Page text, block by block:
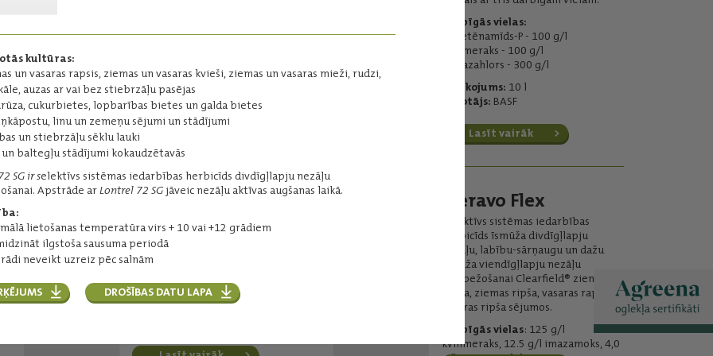
kultūras:
un vasaras rapsis, ziemas un vasaras kvieši, ziemas un vasaras mieži, rudzi,
auzas ar vai bez stiebrzāļu pasējas
cukurbietes, lopbarības bietes un galda bietes
linu un zemeņu sējumi un stādījumi
un stiebrzāļu sēklu lauki
baltegļu stādījumi kokaudzētavās
SG ir selektīvs sistēmas iedarbības herbicīds divdīgļlapju nezāļu
Apstrāde arLontrel 72 SG jāveic nezāļu aktīvas augšanas laikā.
lietošanas temperatūra virs + 10 vai +12 grādiem
ilgstoša sausuma periodā
neveikt uzreiz pēc salnām
DROŠĪBAS DATU LAPA
Darbīgās vielas:
Iepakojums:
Ražotājs:CORTEVA
Darbīgās vielas:
dimetēnamīds-P - 100 g/l
kvinmeraks - 100 g/l
metazahlors - 300 g/l
Iepakojums: 10 l
Ražotājs: BASF
Lasīt vairāk
Clamox
Īsmūža divdīgļlapju un sārņaugu
ierobežošanai Clearfield sējumos.
Darbīgās vielas:
metazahlors - 375 g/l
Iepakojums:10 l
Cleravo Flex
Selektīvs sistēmas iedarbības
herbicīds īsmūža divdīgļlapju
nezāļu, labību-sārņaugu un dažu
īsmūža viendīgļlapju nezāļu
ierobežošanai Clearfield® ziemas
rapša, ziemas ripša, vasaras rapša un
vasaras ripša sējumos.
Darbīgās vielas: 125 g/l
kvinmeraks, 12.5 g/l imazamoks, 4,0